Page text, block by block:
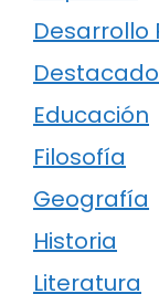
Desarrollo
Educación
Filosofía
Geografía
Historia
Literatura